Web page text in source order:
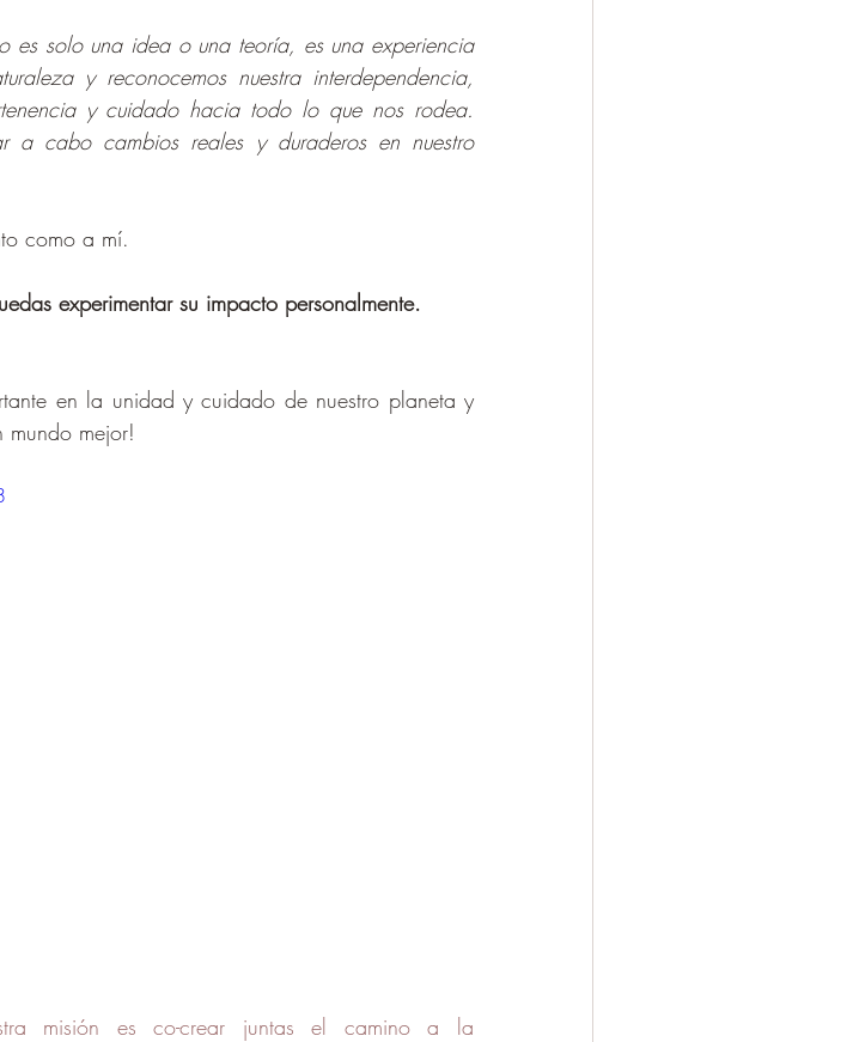
es solo una idea o una teoría, es una experiencia
y reconocemos nuestra interdependencia,
y cuidado hacia todo lo que nos rodea.
a cabo cambios reales y duraderos en nuestro
como a mí.
experimentar su impacto personalmente.
en la unidad y cuidado de nuestro planeta y
mundo mejor!
misión es co-crear juntas el camino a la